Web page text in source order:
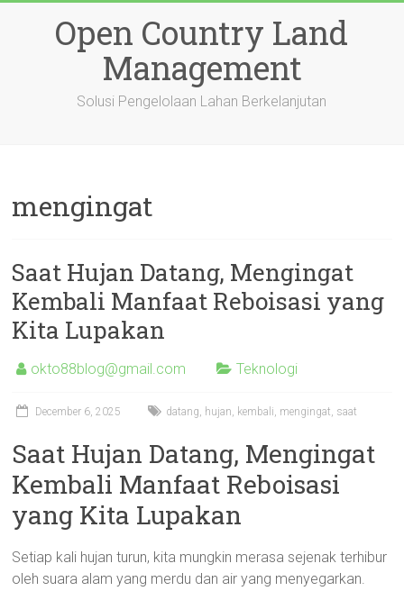
Open Country Land
Management
Solusi Pengelolaan Lahan Berkelanjutan
mengingat
Saat Hujan Datang, Mengingat
Kembali Manfaat Reboisasi yang
Kita Lupakan
okto88blog@gmail.com Teknologi
December 6, 2025 datang, hujan, kembali, mengingat, saat
Saat Hujan Datang, Mengingat
Kembali Manfaat Reboisasi
yang Kita Lupakan
Setiap kali hujan turun, kita mungkin merasa sejenak terhibur
oleh suara alam yang merdu dan air yang menyegarkan.